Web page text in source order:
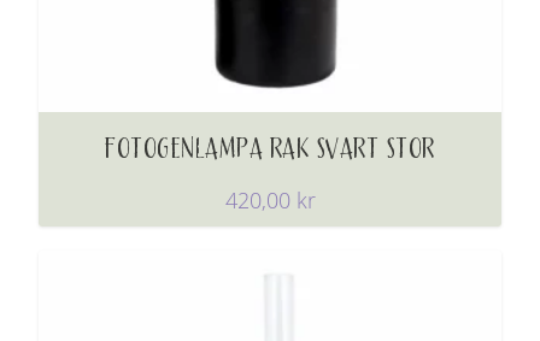
FOTOGENLAMPA RAK SVART STOR
420,00 kr